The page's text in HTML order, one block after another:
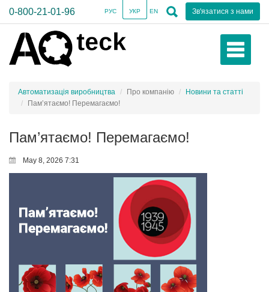
0-800-21-01-96 Зв'язатися з нами
РУС УКР EN
Автоматизація виробництва Про компанію
Новини та статті
Пам’ятаємо! Перемагаємо!
Пам’ятаємо! Перемагаємо!
May 8, 2026 7:31